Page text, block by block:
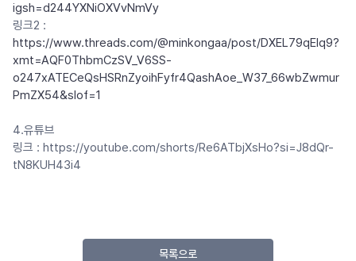
igsh=d244YXNiOXVvNmVy
링크2 :
https://www.threads.com/@minkongaa/post/DXEL79qElq9?
xmt=AQF0ThbmCzSV_V6SS-
o247xATECeQsHSRnZyoihFyfr4QashAoe_W37_66wbZwmur
PmZX54&slof=1
4.유튜브
링크 : https://youtube.com/shorts/Re6ATbjXsHo?si=J8dQr-
tN8KUH43i4
목록으로